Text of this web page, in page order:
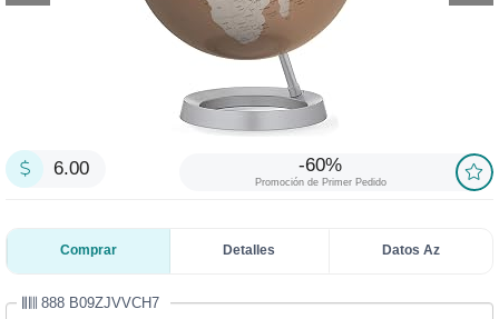
6.00 -60%
Promoción de Primer Pedido
Comprar Detalles Datos Az
888 B09ZJVVCH7